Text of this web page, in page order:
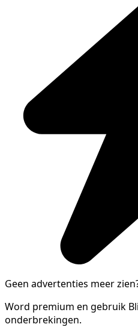
Geen advertenties meer
Word premium en gebruik
onderbrekingen.